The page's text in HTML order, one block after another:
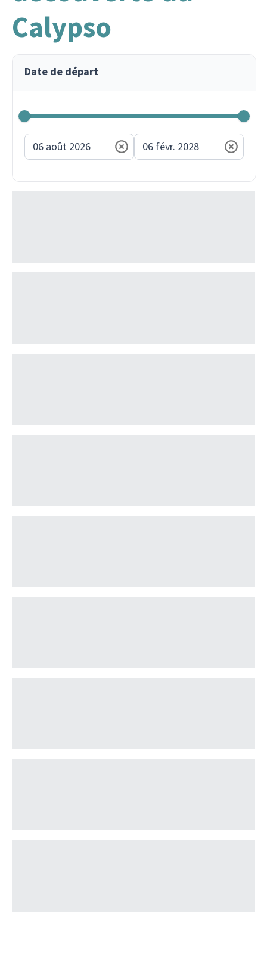
Calypso
Date de départ